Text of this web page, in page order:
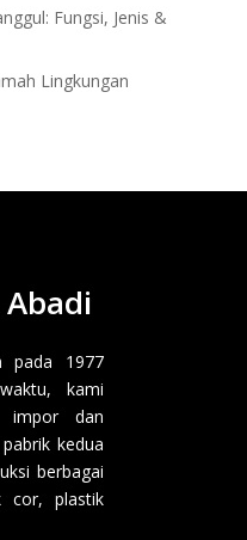
Fungsi, Jenis &
Lingkungan
pada 1977
kami
impor dan
kedua
berbagai
cor, plastik